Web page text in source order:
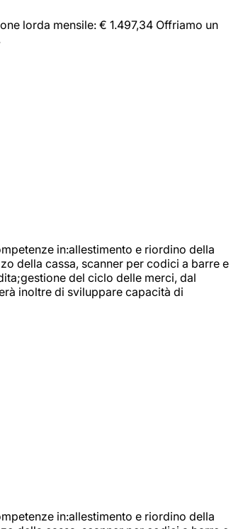
lorda mensile: € 1.497,34 Offriamo un
in:allestimento e riordino della
della cassa, scanner per codici a barre e
del ciclo delle merci, dal
inoltre di sviluppare capacità di
in:allestimento e riordino della